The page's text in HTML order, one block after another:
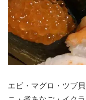
エビ・マグロ・ツブ